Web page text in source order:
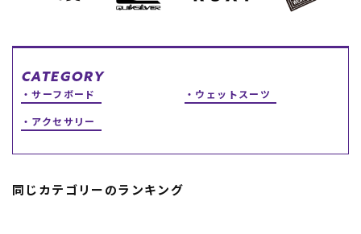
スノーTOP
特集一覧
CATEGORY
サーフボード
ウェットスーツ
アクセサリー
同じカテゴリーのランキング